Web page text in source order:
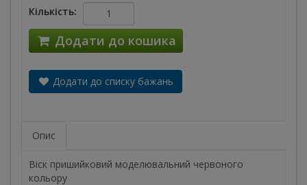
Кількість:
Додати до кошика
Додати до списку бажань
Опис
Віск пришийковий моделювальний червоного
кольору